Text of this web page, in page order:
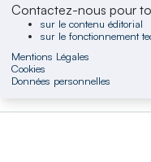
Contactez-nous pour
sur le contenu éditorial
sur le fonctionnement
Mentions Légales
Cookies
Données personnelles